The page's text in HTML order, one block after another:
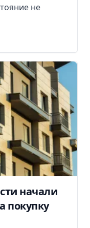
не
начали
покупку